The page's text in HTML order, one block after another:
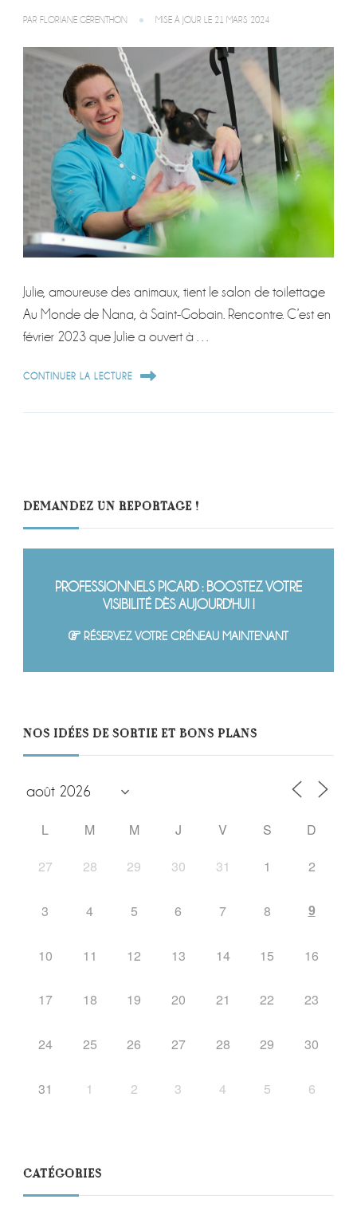
PAR FLORIANE GÉRENTHON MISE À JOUR LE 21 MARS 2024
Julie, amoureuse des animaux, tient le salon de toilettage
Au Monde de Nana, à Saint-Gobain. Rencontre. C’est en
février 2023 que Julie a ouvert à …
CONTINUER LA LECTURE
DEMANDEZ UN REPORTAGE !
PROFESSIONNELS PICARD : BOOSTEZ VOTRE
VISIBILITÉ DÈS AUJOURD'HUI !
RÉSERVEZ VOTRE CRÉNEAU MAINTENANT
NOS IDÉES DE SORTIE ET BONS PLANS
L M M J V S
D
27
28 29 30 31 1 2
3 4 5 6 7 8 9
10 11 12 13 14 15 16
17 18 19 20 21 22 23
24 25 26 27 28 29 30
31 1 2 3 4 5 6
CATÉGORIES